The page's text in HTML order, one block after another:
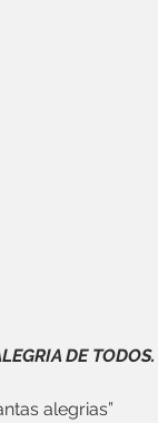
DE TODOS.